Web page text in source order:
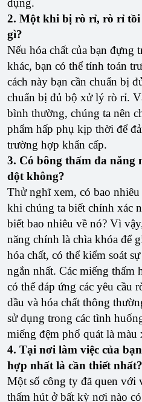
dụng.
2. Một khi bị rò rỉ, rò rỉ tồi
gì?
Nếu hóa chất của bạn đựng
khác, bạn có thể tính toán
cách này bạn cần chuẩn bị
chuẩn bị đủ bộ xử lý rò rỉ.
bình thường, chúng ta nên
phẩm hấp phụ kịp thời để
trường hợp khẩn cấp.
3. Có bông thấm đa năng
dột không?
Thử nghĩ xem, có bao
khi chúng ta biết chính xác
biết bao nhiêu về nó? Vì
năng chính là chìa khóa để
hóa chất, có thể kiểm soát
ngắn nhất. Các miếng thấm
có thể đáp ứng các yêu cầu
dầu và hóa chất thông
sử dụng trong các tình
miếng đệm phổ quát là màu
4. Tại nơi làm việc của
hợp nhất là cần thiết nhất?
Một số công ty đã quen với
thấm hút ở bất kỳ nơi nào